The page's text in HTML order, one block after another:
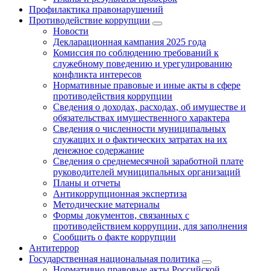
Профилактика правонарушений
Противодействие коррупции
Новости
Декларационная кампания 2025 года
Комиссия по соблюдению требований к
служебному поведению и урегулированию
конфликта интересов
Нормативные правовые и иные акты в сфере
противодействия коррупции
Сведения о доходах, расходах, об имуществе и
обязательствах имущественного характера
Сведения о численности муниципальных
служащих и о фактических затратах на их
денежное содержание
Сведения о среднемесячной заработной плате
руководителей муниципальных организаций
Планы и отчеты
Антикоррупционная экспертиза
Методические материалы
Формы документов, связанных с
противодействием коррупции, для заполнения
Сообщить о факте коррупции
Антитеррор
Государственная национальная политика